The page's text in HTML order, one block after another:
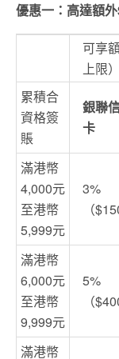
優惠一：高達額
可享
上限）
累積合
資格簽
賬
銀聯
卡
滿港幣
4,000元
至港幣
5,999元
3%
（
滿港幣
6,000元
至港幣
9,999元
5%
（
滿港幣